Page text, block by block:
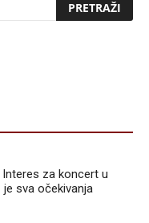
za koncert u
sva očekivanja